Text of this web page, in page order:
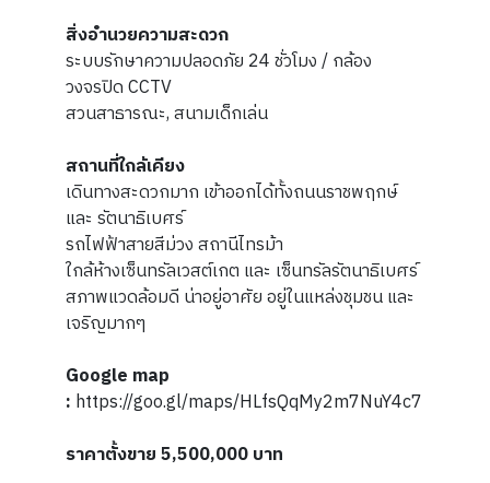
สิ่งอำนวยความสะดวก
ระบบรักษาความปลอดภัย 24 ชั่วโมง / กล้อง
วงจรปิด CCTV
สวนสาธารณะ, สนามเด็กเล่น
สถานที่ใกล้เคียง
เดินทางสะดวกมาก เข้าออกได้ทั้งถนนราชพฤกษ์
และ รัตนาธิเบศร์
รถไฟฟ้าสายสีม่วง สถานีไทรม้า
ใกล้ห้างเซ็นทรัลเวสต์เกต และ เซ็นทรัลรัตนาธิเบศร์
สภาพแวดล้อมดี น่าอยู่อาศัย อยู่ในแหล่งชุมชน และ
เจริญมากๆ
Google map
: https://goo.gl/maps/HLfsQqMy2m7NuY4c7
ราคาตั้งขาย 5,500,000 บาท